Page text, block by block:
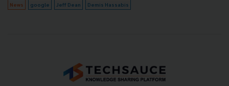
News google Jeff Dean Demis Hassabis